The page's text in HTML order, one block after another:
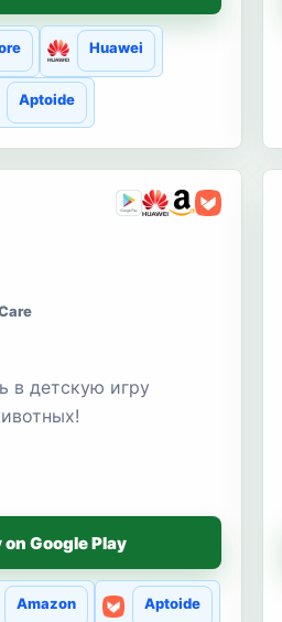
Huawei
Aptoide
в детскую игру
on Google Play
Amazon Aptoide